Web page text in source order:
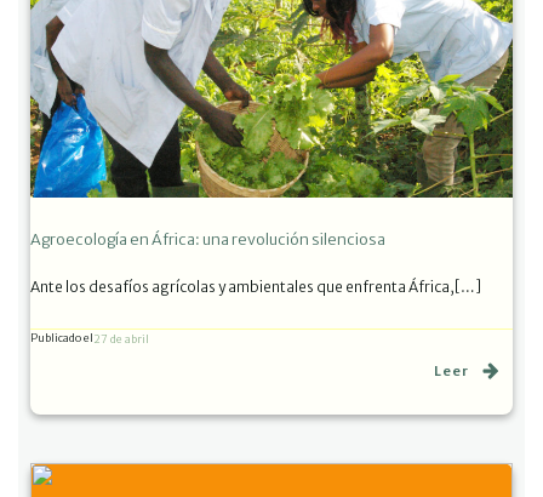
Agroecología en África: una revolución silenciosa
Ante los desafíos agrícolas y ambientales que enfrenta África,[…]
Publicado el27 de abril
Leer